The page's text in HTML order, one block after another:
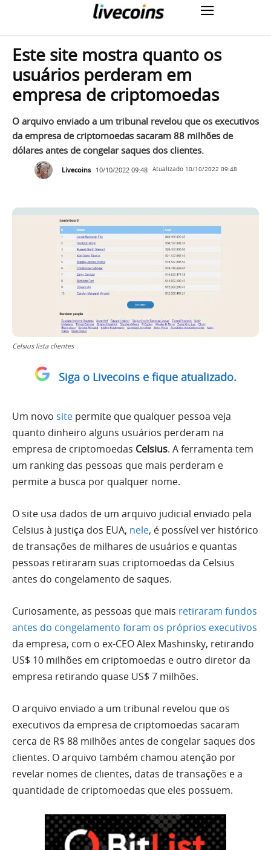
Este site mostra quanto os
usuários perderam em
empresa de criptomoedas
O arquivo enviado a um tribunal revelou que os executivos
da empresa de criptomoedas sacaram 88 milhões de
dólares antes de congelar saques dos clientes.
Livecoins 10/10/2022 09:48 Atualizado 10/10/2022 09:48
Celsius lista clientes
Siga o Livecoins e fique atualizado.
Um novo site permite que qualquer pessoa veja
quanto dinheiro alguns usuários perderam na
empresa de criptomoedas Celsius. A ferramenta tem
um ranking das pessoas que mais perderam e
permite a busca por qualquer nome.
O site usa dados de um arquivo judicial enviado pela
Celsius à justiça dos EUA, nele, é possível ver histórico
de transações de milhares de usuários e quantas
pessoas retiraram suas criptomoedas da Celsius
antes do congelamento de saques.
Curiosamente, as pessoas que mais retiraram fundos
antes do congelamento foram os próprios executivos
da empresa, com o ex-CEO Alex Mashinsky, retirando
US$ 10 milhões em criptomoedas e outro diretor da
empresa retirando quase US$ 7 milhões.
O arquivo enviado a um tribunal revelou que os
executivos da empresa de criptomoedas sacaram
cerca de R$ 88 milhões antes de congelar saques dos
clientes. O arquivo também chamou atenção por
revelar nomes de clientes, datas de transações e a
quantidade de criptomoedas que eles possuem.